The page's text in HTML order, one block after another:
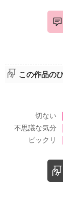
この作品の